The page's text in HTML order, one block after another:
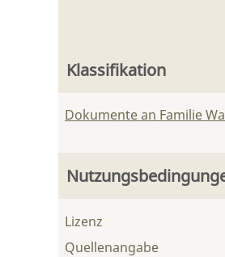
Klassifikation
Dokumente an Familie
Lizenz
Quellenangabe